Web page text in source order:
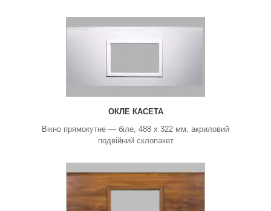
ОКЛЕ КАСЕТА
Вікно прямокутне — біле, 488 х 322 мм, акриловий
подвійний склопакет